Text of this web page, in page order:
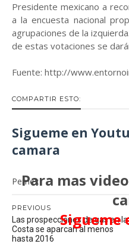
Presidente mexicano a
a la encuesta nacional
agrupaciones de la
de estas votaciones se
Fuente: http://
COMPARTIR ESTO:
Sigueme en
camara
Para mas
Sigueme
Pemex
PREVIOUS
Las prospecciones de gas en la
Costa se aparcan al menos
hasta 2016